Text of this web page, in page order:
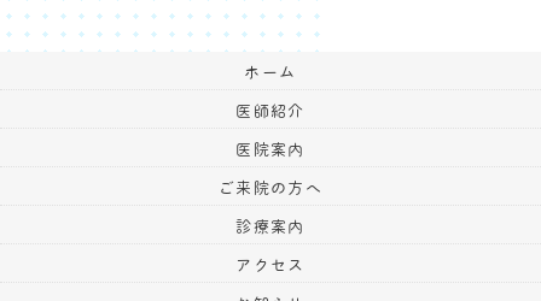
ホーム
医師紹介
医院案内
ご来院の方へ
診療案内
アクセス